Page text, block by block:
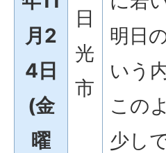
月2
4日
(金
曜
日
光
市
明日
いう
この
少し